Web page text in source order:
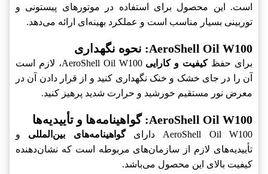
است. این محصول برای استفاده در موتورهای پیستونی و
توربینی بسیار مناسب است و عملکرد بهینه‌ای ارائه می‌دهد.
AeroShell Oil W100: نحوه نگهداری
برای حفظکیفیت و کارایی
AeroShell Oil W100، لازم است
آن را در جای خشک و خنک نگهداری کنید و از قرار دادن آن در
معرض نور مستقیم خورشید و حرارت شدید پرهیز کنید.
AeroShell Oil W100: گواهینامه‌ها و تأییدیه‌ها
AeroShell Oil W100 دارای گواهینامه‌های بین‌المللی و
تأییدیه‌های لازم از سازمان‌های مربوطه است که نشان‌دهنده
کیفیت بالای این محصول می‌باشد.